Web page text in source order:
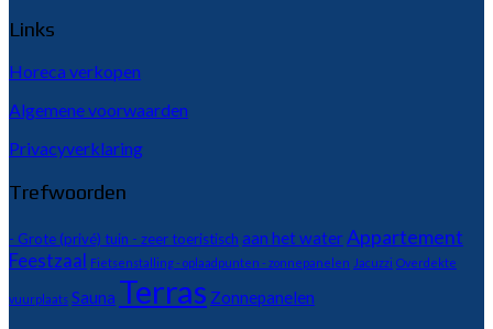
Links
Horeca verkopen
Algemene voorwaarden
Privacyverklaring
Trefwoorden
- Grote (privé) tuin - zeer toeristisch aan het waterAppartement
Feestzaal Fietsenstalling - oplaadpunten - zonnepanelen Jacuzzi Overdekte
vuurplaats Sauna Terras Zonnepanelen